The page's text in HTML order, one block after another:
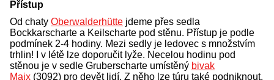
Přístup
Od chaty Oberwalderhütte jdeme přes sedla
Bockkarscharte a Keilscharte pod stěnu. Přístup je podle
podmínek 2-4 hodiny. Mezi sedly je ledovec s množstvím
trhlin! I v létě lze doporučit lyže. Necelou hodinu pod
stěnou je v sedle Gruberscharte umístěný bivak
Maix (3092) pro devět lidí. Z něho lze túru také podniknout.